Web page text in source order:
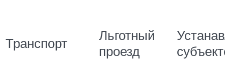
Транспорт
Льготный
проезд